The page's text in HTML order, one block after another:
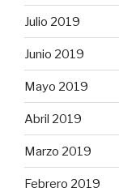
Julio 2019
Junio 2019
Mayo 2019
Abril 2019
Marzo 2019
Febrero 2019